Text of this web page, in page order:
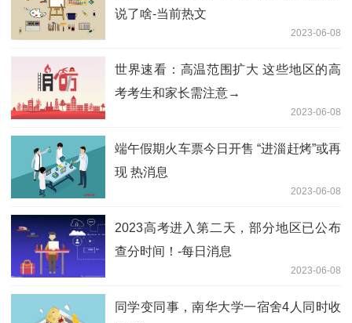
说了啥-当前热文
2023-06-08
世界速看：高温范围扩大 这些地区的高
考考生和家长需注意→
2023-06-08
端午假期火车票今日开售 “进淄赶烤”或再
现 热消息
2023-06-08
2023高考进入第二天，部分地区已公布
查分时间！-每日消息
2023-06-08
同学变同事，南华大学一宿舍4人同时收